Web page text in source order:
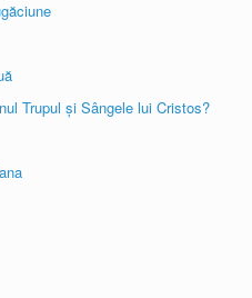
Trupul și Sângele lui Cristos?